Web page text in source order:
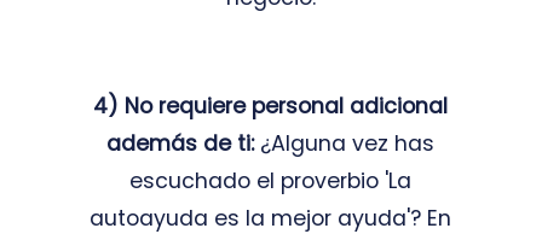
4) No requiere personal adicional
además de ti:¿Alguna vez has
escuchado el proverbio 'La
autoayuda es la mejor ayuda'? En